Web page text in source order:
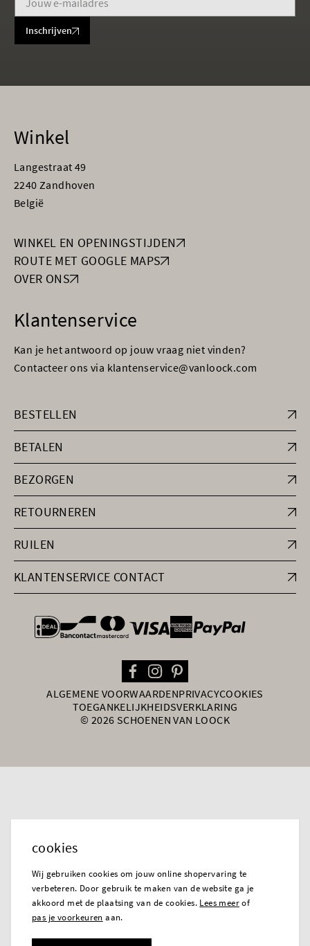
Inschrijven
Winkel
Langestraat 49
2240 Zandhoven
België
WINKEL EN OPENINGSTIJDEN
ROUTE MET GOOGLE MAPS
OVER ONS
Klantenservice
Kan je het antwoord op jouw vraag niet vinden?
Contacteer ons via klantenservice@vanloock.com
BESTELLEN
BETALEN
BEZORGEN
RETOURNEREN
RUILEN
KLANTENSERVICE CONTACT
general.paymentOptions
ALGEMENE VOORWAARDENPRIVACYCOOKIES
TOEGANKELIJKHEIDSVERKLARING
© 2026 SCHOENEN VAN LOOCK
cookies
Wij gebruiken cookies om jouw online shopervaring te
verbeteren. Door gebruik te maken van de website ga je
akkoord met de plaatsing van de cookies. Lees meerof
pas je voorkeuren aan.